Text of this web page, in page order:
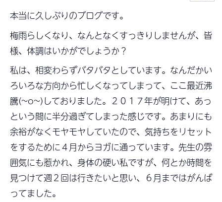
本当に久しぶりのブログです。
梅雨らしくなり、なんとなくすっきりしませんが、皆
様、体調はいかがでしょうか？
私は、相変わらずバタバタとしています。なんだかい
ろいろな方向から忙しくなってしまって、ここ最近沸
騰(~o~)しておりました。２０１７年が明けて、あっ
という間に半分過ぎてしまった感じです。あまりにも
余裕がなくモヤモヤしていたので、気持ちをリセット
をするために４月からヨガに通っています。先生の雰
囲気にも惹かれ、身体の硬い私ですが、何とか時間を
見つけて週２回は行きたいと思い、６月まではがんば
ってました。